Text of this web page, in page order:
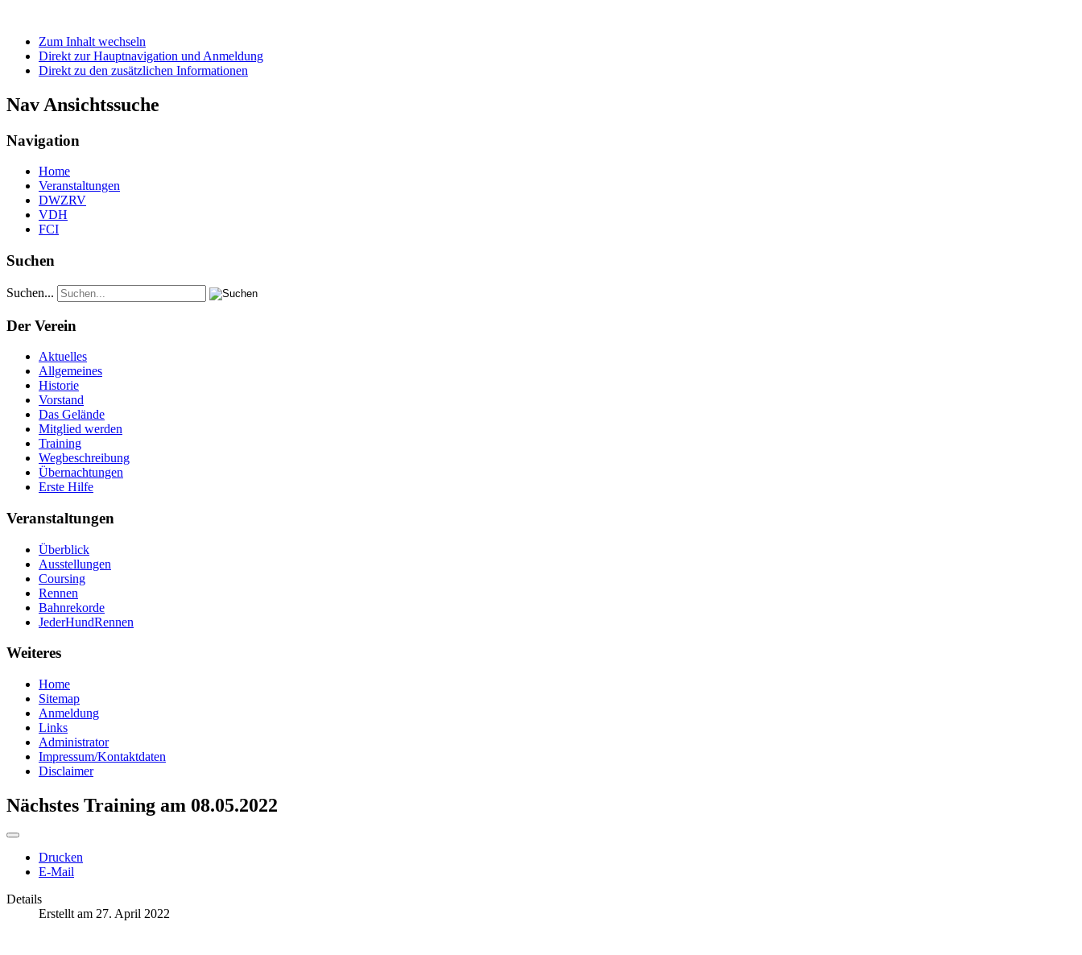
Zum Inhalt wechseln
Direkt zur Hauptnavigation und Anmeldung
Direkt zu den zusätzlichen Informationen
Nav Ansichtssuche
Navigation
Home
Veranstaltungen
DWZRV
VDH
FCI
Suchen
Suchen...
Der Verein
Aktuelles
Allgemeines
Historie
Vorstand
Das Gelände
Mitglied werden
Training
Wegbeschreibung
Übernachtungen
Erste Hilfe
Veranstaltungen
Überblick
Ausstellungen
Coursing
Rennen
Bahnrekorde
JederHundRennen
Weiteres
Home
Sitemap
Anmeldung
Links
Administrator
Impressum/Kontaktdaten
Disclaimer
Nächstes Training am 08.05.2022
Drucken
E-Mail
Details
Erstellt am 27. April 2022